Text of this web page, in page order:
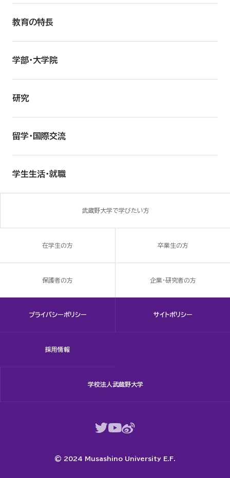
教育の特長
学部・大学院
研究
留学・国際交流
学生生活・就職
武蔵野大学で学びたい方
在学生の方 卒業生の方
保護者の方 企業・研究者の方
プライバシーポリシー サイトポリシー
採用情報
学校法人武蔵野大学
© 2024 Musashino University E.F.